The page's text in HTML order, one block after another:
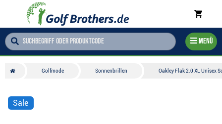
Menü
Golfmode Sonnenbrillen Oakley Flak 2.0 XL Unisex
Sale